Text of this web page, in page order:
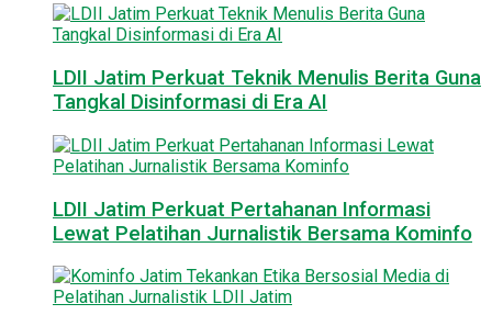
LDII Jatim Perkuat Teknik Menulis Berita Guna
Tangkal Disinformasi di Era AI
LDII Jatim Perkuat Pertahanan Informasi
Lewat Pelatihan Jurnalistik Bersama Kominfo